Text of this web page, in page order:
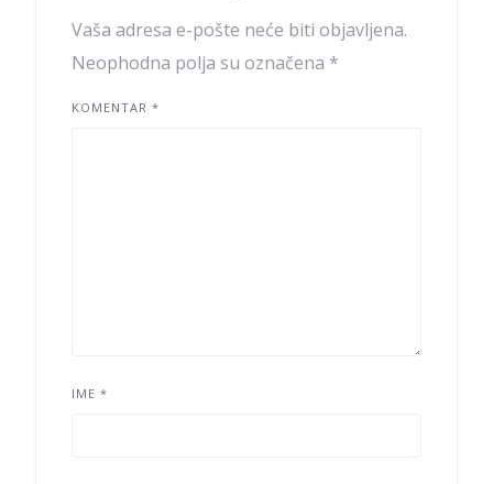
Vaša adresa e-pošte neće biti objavljena.
Neophodna polja su označena *
KOMENTAR *
IME *